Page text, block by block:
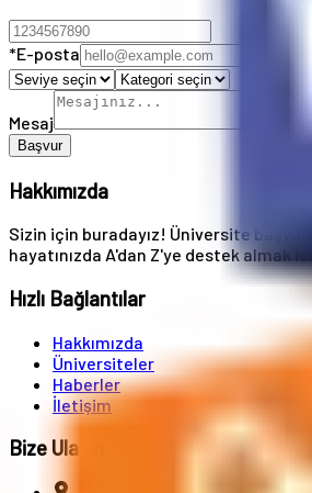
*E-posta
Mesaj
Başvur
Hakkımızda
Sizin için buradayız! Üniversite
hayatınızda A'dan Z'ye destek
Hızlı Bağlantılar
Hakkımızda
Üniversiteler
Haberler
İletişim
Bize Ulaşın